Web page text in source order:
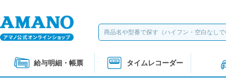
給与明細・帳票 タイムレコーダー